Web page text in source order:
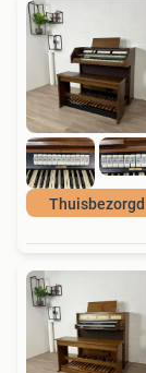
Thuisbezorgd